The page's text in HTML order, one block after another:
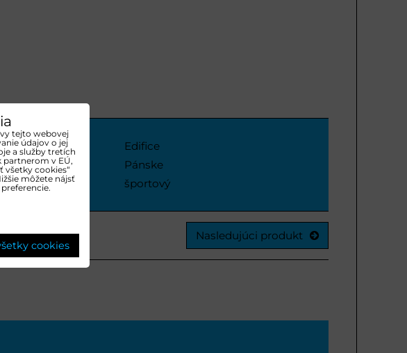
Edifice
Pánske
športový
Nasledujúci produkt
tejto webovej
údajov o jej
a služby tretích
partnerom v EÚ,
všetky cookies“
môžete nájsť
cookies